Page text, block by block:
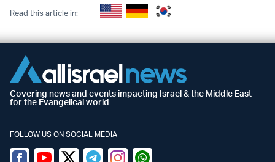
Read this article in:
Covering news and events impacting Israel & the Middle East
for the Evangelical world
FOLLOW US ON SOCIAL MEDIA